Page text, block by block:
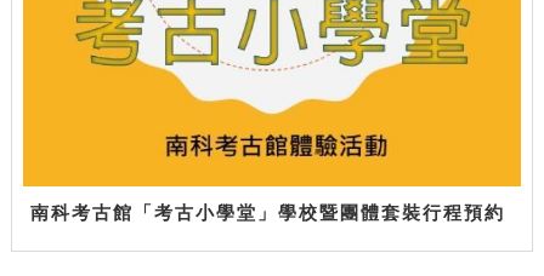
南科考古館「考古小學堂」學校暨團體套裝行程預約